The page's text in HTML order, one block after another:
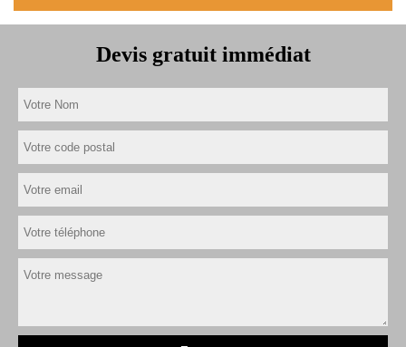
Devis gratuit immédiat